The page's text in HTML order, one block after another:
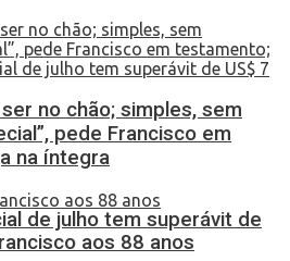
de julho tem superávit de
no chão; simples, sem
pede Francisco em
na íntegra
aos 88 anos